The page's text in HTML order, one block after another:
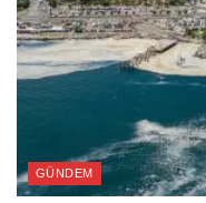
GÜNDEM